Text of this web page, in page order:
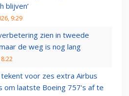
blijven’
9:29
zien in tweede
de weg is nog lang
tekent voor zes extra Airbus
om laatste Boeing 757's af te